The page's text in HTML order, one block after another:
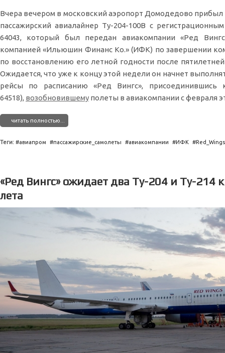
Вчера вечером в московский аэропорт Домодедово прибыл
пассажирский авиалайнер Ту-204-100В с
64043, который был передан авиакомпании «Ред
компанией «Ильюшин Финанс Ко.» (ИФК) по завершении
по восстановлению его летной годности после
Ожидается, что уже к концу этой недели он начнет
рейсы по расписанию «Ред Вингс», присоединившись
64518), возобновившему полеты в авиакомпании с февраля
читать полностью...
Теги: авиапром пассажирские_самолеты авиакомпании ИФК Red_Wings
«Ред Вингс» ожидает два Ту-204 и Ту-214
лета